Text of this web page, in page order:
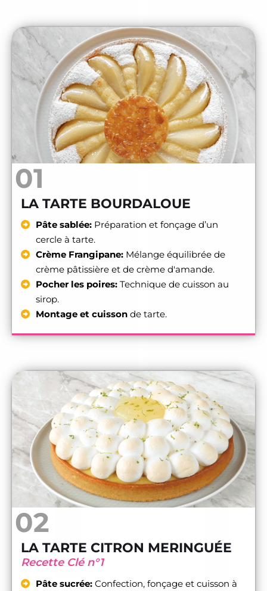
01
LA TARTE BOURDALOUE
Pâte sablée: Préparation et fonçage d’un
cercle à tarte.
Crème Frangipane: Mélange équilibrée de
crème pâtissière et de crème d'amande.
Pocher les poires: Technique de cuisson au
sirop.
Montage et cuisson de tarte.
02
LA TARTE CITRON MERINGUÉE
Recette Clé n°1
Pâte sucrée: Confection, fonçage et cuisson à